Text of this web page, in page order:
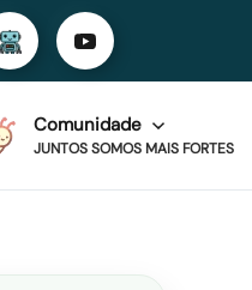
Comunidade
JUNTOS SOMOS MAIS FORTES